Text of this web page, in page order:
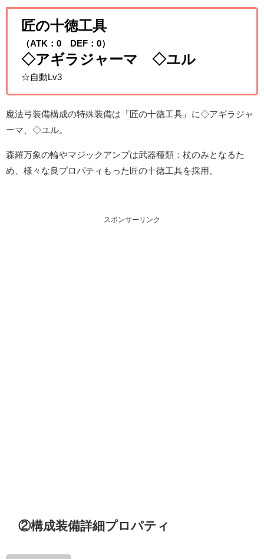
匠の十徳工具
（ATK：0 DEF：0）
◇アギラジャーマ ◇ユル
☆自動Lv3
魔法弓装備構成の特殊装備は『匠の十徳工具』に◇アギラジャ
ーマ、◇ユル。
森羅万象の輪やマジックアンプは武器種類：杖のみとなるた
め、様々な良プロパティもった匠の十徳工具を採用。
スポンサーリンク
②構成装備詳細プロパティ